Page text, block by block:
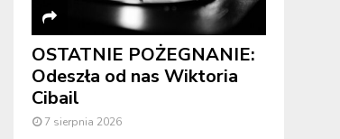
OSTATNIE POŻEGNANIE:
Odeszła od nas Wiktoria
Cibail
7 sierpnia 2026